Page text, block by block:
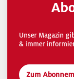
Unser Magazin
& immer
Zum